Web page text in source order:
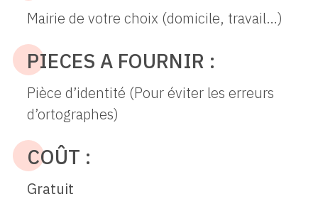
Mairie de votre choix (domicile, travail…)
PIECES A FOURNIR :
Pièce d’identité (Pour éviter les erreurs
d’ortographes)
COÛT :
Gratuit